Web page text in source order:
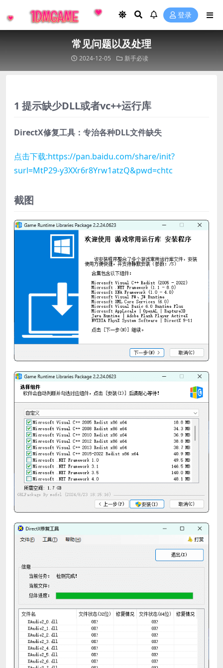
登录
常见问题以及处理
2024-12-05 新手必读
1 提示缺少DLL或者vc++运行库
DirectX修复工具：专治各种DLL文件缺失
点击下载:https://pan.baidu.com/share/init?
surl=MtP29-y3XXr6r8Yrw1atzQ&pwd=chtc
截图